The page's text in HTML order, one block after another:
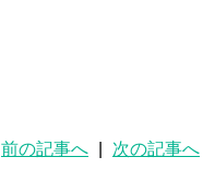
前の記事へ 次の記事へ